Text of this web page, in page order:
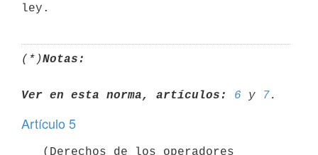
(*)Notas:
Ver en esta norma, artículos: 6 y 7
Artículo 5